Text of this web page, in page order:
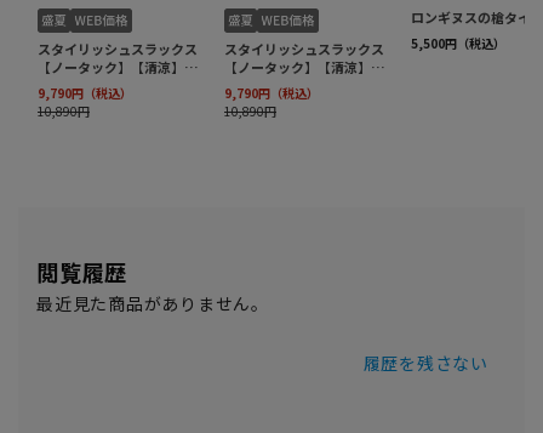
閲覧履歴
最近見た商品がありません。
履歴を残さない